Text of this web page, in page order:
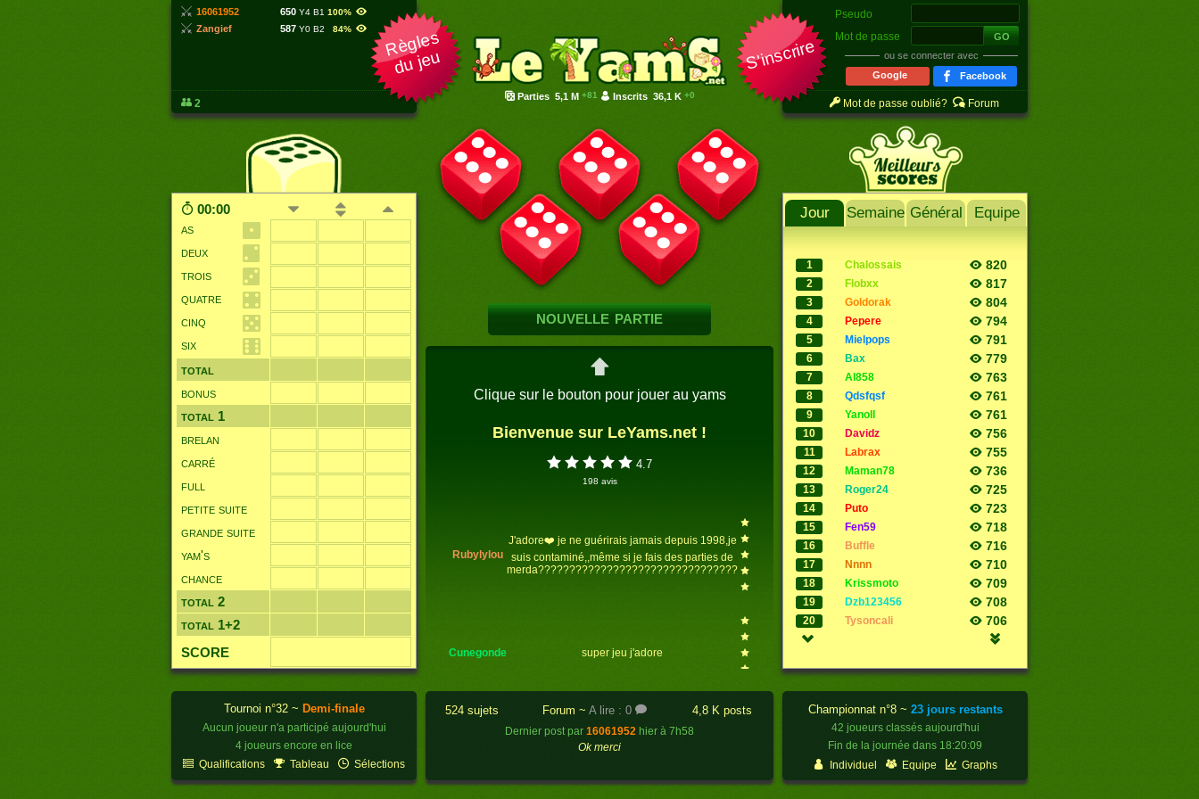
Règles
du jeu
16061952 650 Y4 B1 100%
zangief 587 Y0 B2 84%
2
Parties 5,1 M +81 Inscrits 36,1 K +0
S'inscrire
Pseudo
Mot de passe
ou se connecter avec
Google
Facebook
Mot de passe oublié? Forum
Grille de
00:00
as
deux
trois
quatre
cinq
six
total
bonus
total 1
brelan
carré
full
petite suite
grande suite
yam's
chance
total 2
total 1+2
SCORE
Tournoi n°32 ~ Demi-finale
Aucun joueur n'a participé aujourd'hui
4 joueurs encore en lice
Qualifications
Tableau Sélections
nouvelle partie
Clique sur le bouton pour jouer au yams
Bienvenue sur LeYams.net !
4.7
198 avis
rubylylou
J'adore❤️ je ne guérirais jamais depuis 1998,je
suis contaminé,,même si je fais des parties de
merda????????????????????????????????
cunegonde super jeu j'adore
Jeu prenant et addictif.....
524 sujets Forum ~ A lire : 0 4,8 K posts
Dernier post par 16061952 hier à 7h58
Ok merci
Meilleurs
Jour Semaine Général Equipe
1 chalossais 820
2 flobxx 817
3 goldorak 804
4 pepere 794
5 mielpops 791
6 bax 779
7 al858 763
8 qdsfqsf 761
9 yanoll 761
10 davidz 756
11 labrax 755
12 maman78 736
13 roger24 725
14 puto 723
15 fen59 718
16 buffle 716
17 nnnn 710
18 krissmoto 709
19 dzb123456 708
20 tysoncali 706
Championnat n°8 ~ 23 jours restants
42 joueurs classés aujourd'hui
Fin de la journée dans 18:20:08
Individuel
Equipe Graphs